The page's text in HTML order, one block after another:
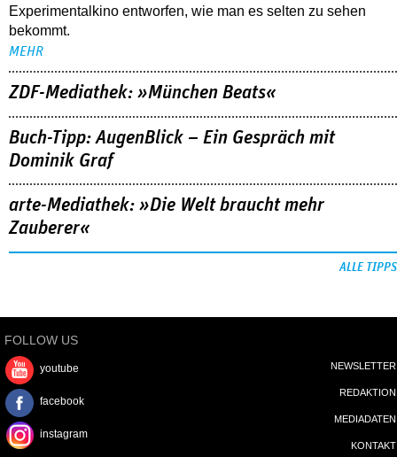
Experimentalkino entworfen, wie man es selten zu sehen
bekommt.
MEHR
ZDF-Mediathek: »München Beats«
Buch-Tipp: AugenBlick – Ein Gespräch mit
Dominik Graf
arte-Mediathek: »Die Welt braucht mehr
Zauberer«
ALLE TIPPS
FOLLOW US
youtube
facebook
instagram
NEWSLETTER
REDAKTION
MEDIADATEN
KONTAKT